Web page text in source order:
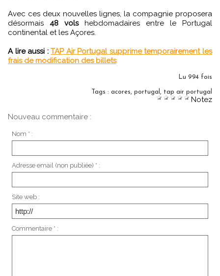
Avec ces deux nouvelles lignes, la compagnie proposera
désormais 48 volshebdomadaires entre le Portugal
continental et les Açores.
A lire aussi : TAP Air Portugal supprime temporairement les
frais de modification des billets
Lu 994 fois
Tags : acores portugal tap air portugal
Notez
Nouveau commentaire :
Nom * :
Adresse email (non publiée) * :
Site web :
Commentaire * :